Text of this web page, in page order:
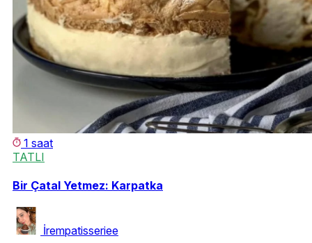
1 saat
TATLI
Bir Çatal Yetmez: Karpatka
İrempatisseriee